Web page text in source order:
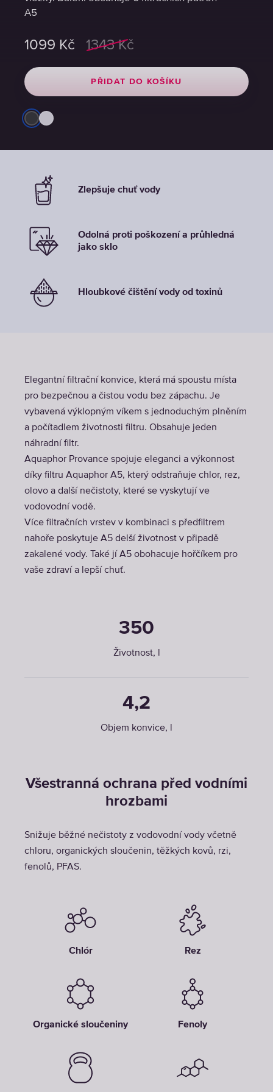
A5
1099 Kč 1343 Kč
PŘIDAT DO KOŠÍKU
A5
1099 Kč 1343 Kč
PŘIDAT DO KOŠÍKU
A5
1099 Kč 1343 Kč
PŘIDAT DO KOŠÍKU
Zlepšuje chuť vody
Odolná proti poškození a průhledná
jako sklo
Hloubkové čištění vody od toxinů
Elegantní filtrační konvice, která má spoustu místa
pro bezpečnou a čistou vodu bez zápachu. Je
vybavená výklopným víkem s jednoduchým plněním
a počítadlem životnosti filtru. Obsahuje jeden
náhradní filtr.
Aquaphor Provance spojuje eleganci a výkonnost
díky filtru Aquaphor A5, který odstraňuje chlor, rez,
olovo a další nečistoty, které se vyskytují ve
vodovodní vodě.
Více filtračních vrstev v kombinaci s předfiltrem
nahoře poskytuje A5 delší životnost v připadě
zakalené vody. Také jí A5 obohacuje hořčíkem pro
vaše zdraví a lepší chuť.
350
Životnost, l
4,2
Objem konvice, l
Všestranná ochrana před vodními
hrozbami
Snižuje běžné nečistoty z vodovodní vody včetně
chloru, organických sloučenin, těžkých kovů, rzi,
fenolů, PFAS.
Chlór Rez
Organické sloučeniny Fenoly